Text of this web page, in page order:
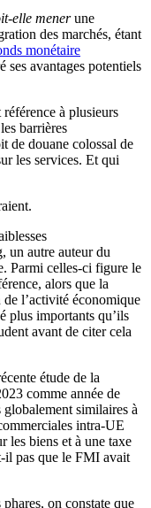
elle menerune
des marchés, étant
monétaire
ses avantages potentiels
référence à plusieurs
barrières
de douane colossal de
les services. Et qui
un autre auteur du
Parmi celles-ci figure le
alors que la
l’activité économique
plus importants qu’ils
avant de citer cela
étude de la
comme année de
globalement similaires à
intra-UE
les biens et à une taxe
il pas que le FMI avait
on constate que